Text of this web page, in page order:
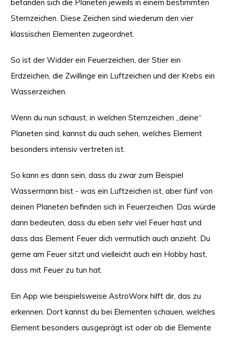
befanden sich die Planeten jeweils in einem bestimmten
Sternzeichen. Diese Zeichen sind wiederum den vier
klassischen Elementen zugeordnet.
So ist der Widder ein Feuerzeichen, der Stier ein
Erdzeichen, die Zwillinge ein Luftzeichen und der Krebs ein
Wasserzeichen.
Wenn du nun schaust, in welchen Sternzeichen „deine“
Planeten sind, kannst du auch sehen, welches Element
besonders intensiv vertreten ist.
So kann es dann sein, dass du zwar zum Beispiel
Wassermann bist - was ein Luftzeichen ist, aber fünf von
deinen Planeten befinden sich in Feuerzeichen. Das würde
dann bedeuten, dass du eben sehr viel Feuer hast und
dass das Element Feuer dich vermutlich auch anzieht. Du
gerne am Feuer sitzt und vielleicht auch ein Hobby hast,
dass mit Feuer zu tun hat.
Ein App wie beispielsweise AstroWorx hilft dir, das zu
erkennen. Dort kannst du bei Elementen schauen, welches
Element besonders ausgeprägt ist oder ob die Elemente